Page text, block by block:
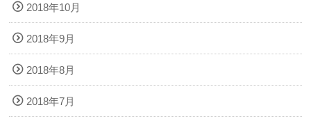
2018年10月
2018年9月
2018年8月
2018年7月